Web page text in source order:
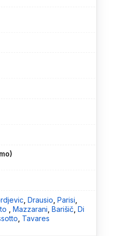
Drausio Parisi
Mazzarani Barišič Di
Tavares